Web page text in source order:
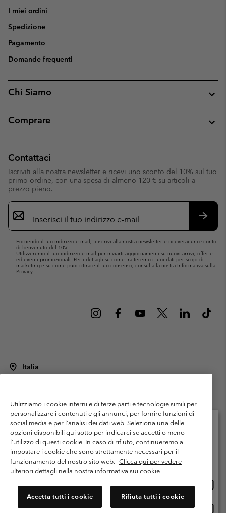
I miei ordini
Spedizione
Pagamento
Domande frequenti
Chi Siamo
Comprare
Contattaci
Iscriviti alla nostra newsletter e ricevi uno sconto del 10% sul tuo
primo ordine, con una spesa di almeno 120 € su articoli a
prezzo pieno.
Iscrizione
e-
mail
Fornendo il tuo indirizzo e-mail, ti iscrivi alla nostra newsletter e riceverai uno sconto
di benvenuto del 10%.
Utilizzeremo il tuo indirizzo e-mail per inviarti aggiornamenti su nuovi arrivi, offerte
ed eventi promozionali. Per i dettagli su come tratteremo i tuoi dati per scopi di
marketing e su come puoi ritirare il tuo consenso, consulta la nostra Informativa sulla
Privacy.
Italia
Termini di utilizzo
Condizioni Generali di Venditaa
Garanzia
Politica sulla privacy
Termini e condizioni del programma di membership
Condizioni di utilizzo dei contenuti generati dagli utenti
Impressum
Cookies
Public CBCR
Servizio clienti: Lun. - ven. 9:00 - 13:00 & 14:00- 18:00
(+)390694804176
Utilizziamo i cookie interni e di terze parti e tecnologie simili per
personalizzare i contenuti e gli annunci, per fornire funzioni di
social media e per l'analisi dei dati web. Seleziona una delle
opzioni disponibili qui sotto per indicarci se accetti o meno
l'utilizzo di questi cookie. In caso di rifiuto, continueremo a
impostare i cookie che sono strettamente necessari per il
funzionamento del nostro sito web. Clicca qui per vedere
ulteriori dettagli nella nostra informativa sui cookie.
Accetta tutti i cookie Rifiuta tutti i cookie
Seleziona il paese di spedizione e la lingua
Shopping online disponibile
online
Italia